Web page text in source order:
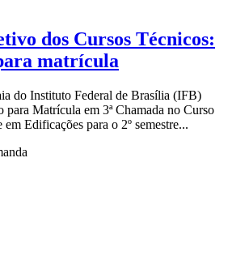
dos Cursos Técnicos:
matrícula
do Instituto Federal de Brasília (IFB)
para Matrícula em 3ª Chamada no Curso
Edificações para o 2º semestre...